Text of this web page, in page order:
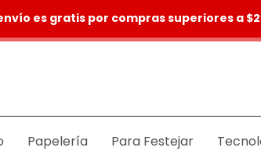
es gratis por compras superiores a
Papelería Para Festejar